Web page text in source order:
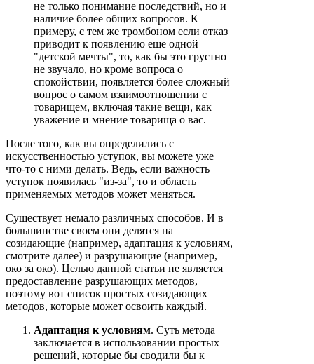
не только понимание последствий, но и
наличие более общих вопросов. К
примеру, с тем же тромбоном если отказ
приводит к появлению еще одной
"детской мечты", то, как бы это грустно
не звучало, но кроме вопроса о
спокойствии, появляется более сложный
вопрос о самом взаимоотношении с
товарищем, включая такие вещи, как
уважение и мнение товарища о вас.
После того, как вы определились с
искусственностью уступок, вы можете уже
что-то с ними делать. Ведь, если важность
уступок появилась "из-за", то и область
применяемых методов может меняться.
Существует немало различных способов. И в
большинстве своем они делятся на
созидающие (например, адаптация к условиям,
смотрите далее) и разрушающие (например,
око за око). Целью данной статьи не является
предоставление разрушающих методов,
поэтому вот список простых созидающих
методов, которые может освоить каждый.
Адаптация к условиям. Суть метода
заключается в использовании простых
решений, которые бы сводили бы к